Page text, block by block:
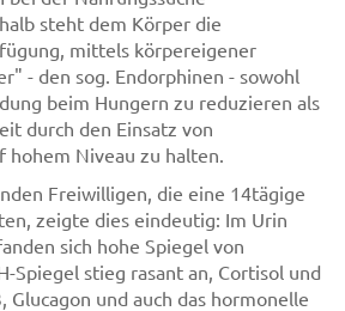
steht dem Körper die
mittels körpereigener
- den sog. Endorphinen - sowohl
beim Hungern zu reduzieren als
durch den Einsatz von
hohem Niveau zu halten.
Freiwilligen, die eine 14tägige
zeigte dies eindeutig: Im Urin
sich hohe Spiegel von
Spiegel stieg rasant an, Cortisol und
Glucagon und auch das hormonelle